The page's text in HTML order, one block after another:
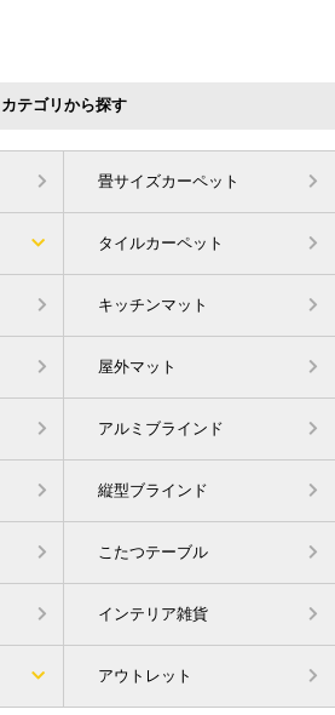
カテゴリから探す
畳サイズカーペット
タイルカーペット
キッチンマット
屋外マット
アルミブラインド
縦型ブラインド
こたつテーブル
インテリア雑貨
アウトレット